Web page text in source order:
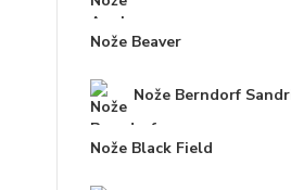
Nože Beaver
Nože Berndorf
Nože Black Field